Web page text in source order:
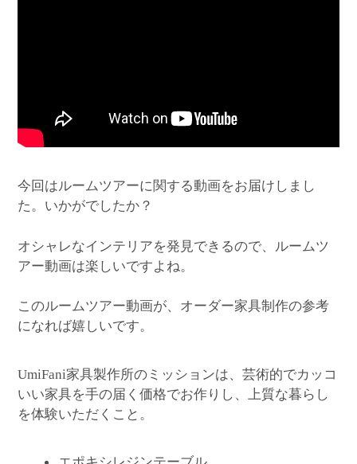
今回はルームツアーに関する動画をお届けしまし
た。いかがでしたか？
オシャレなインテリアを発見できるので、ルームツ
アー動画は楽しいですよね。
このルームツアー動画が、オーダー家具制作の参考
になれば嬉しいです。
UmiFani家具製作所のミッションは、芸術的でカッコ
いい家具を手の届く価格でお作りし、上質な暮らし
を体験いただくこと。